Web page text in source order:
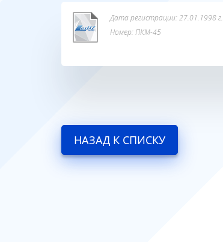
Дата регистрации: 27.01.1998 г.
Номер: ПКМ-45
НАЗАД К СПИСКУ